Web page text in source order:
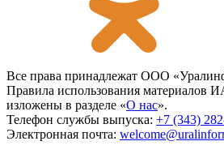
Все права принадлежат ООО
Правила использования материалов
изложены в разделе «О нас».
Телефон службы выпуска: +7 (343)
Электронная почта: